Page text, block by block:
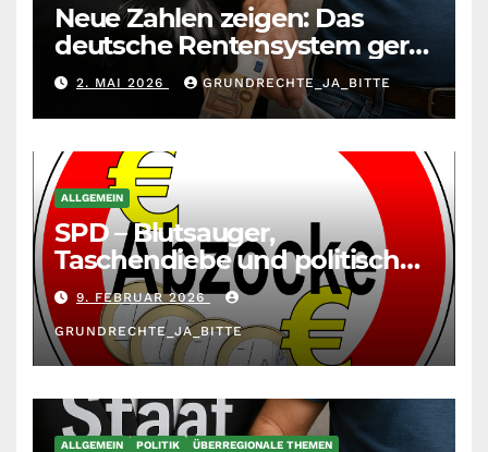
Neue Zahlen zeigen: Das
deutsche Rentensystem gerät
durch die
Massenzuwanderung
zunehmend unter die Räder.
2. MAI 2026 GRUNDRECHTE_JA_BITTE
ALLGEMEIN
SPD – Blutsauger,
Taschendiebe und politisch
unberechenbar
9. FEBRUAR 2026
GRUNDRECHTE_JA_BITTE
ALLGEMEIN POLITIK ÜBERREGIONALE THEMEN